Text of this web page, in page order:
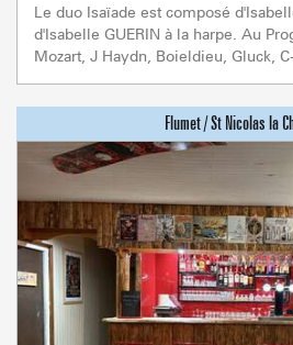
Le duo Isaïade est composé
d'Isabelle GUERIN à la harpe. Au
Mozart, J Haydn, Boieldieu, Gluck, C-